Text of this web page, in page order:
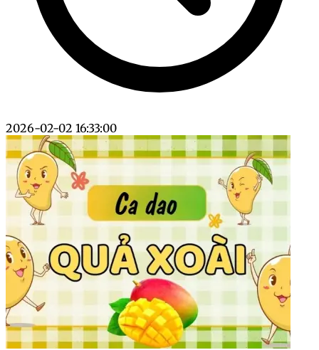
2026-02-02 16:33:00